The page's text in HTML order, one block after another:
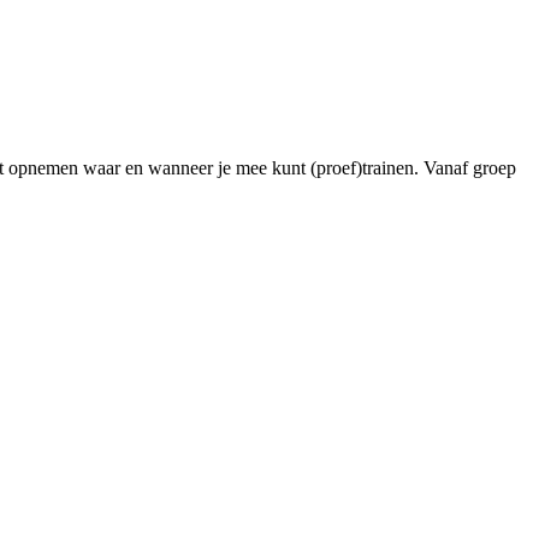
waar en wanneer je mee kunt (proef)trainen. Vanaf groep